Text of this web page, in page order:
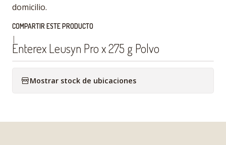
domicilio.
COMPARTIR ESTE PRODUCTO
|
Enterex Leusyn Pro x 275 g Polvo
Mostrar stock de ubicaciones